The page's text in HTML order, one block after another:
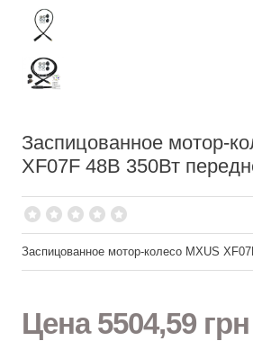
Заспицованное мотор-
XF07F 48В 350Вт
Заспицованное мотор-колесо MXUS
Цена5504,59 грн